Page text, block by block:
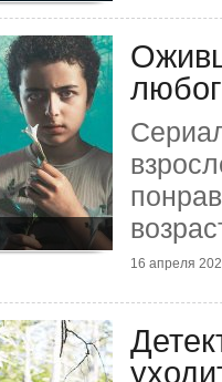
16 апреля